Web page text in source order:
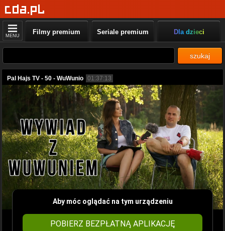
MENU Filmy premium Seriale premium Dla dzieci
szukaj
Pal Hajs TV - 50 - WuWunio 01:37:13
Aby móc oglądać na tym urządzeniu
POBIERZ BEZPŁATNĄ APLIKACJĘ